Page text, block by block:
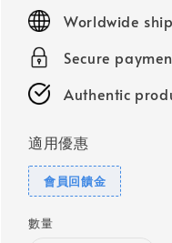
priceWorldwide
Secure
Authentic
適用優惠
會員回饋金
數量